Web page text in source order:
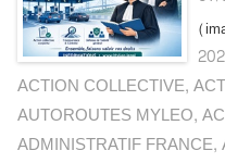
ACTION COLLECTIVE,
AUTOROUTES MYLEO,
ADMINISTRATIF FRANCE,